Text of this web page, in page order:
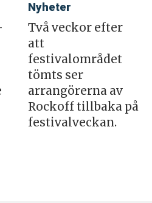
Nyheter
Två veckor efter
att
festivalområdet
tömts ser
arrangörerna av
Rockoff tillbaka på
festivalveckan.